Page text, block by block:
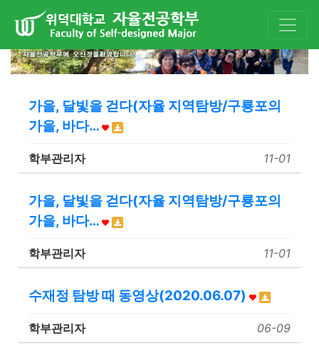
가을, 달빛을 걷다(자율 지역탐방/구룡포의
가을, 바다…
학부관리자 11-01
가을, 달빛을 걷다(자율 지역탐방/구룡포의
가을, 바다…
학부관리자 11-01
수재정 탐방 때 동영상(2020.06.07)
학부관리자 06-09